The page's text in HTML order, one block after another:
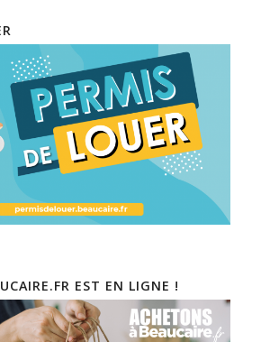
EST EN LIGNE !